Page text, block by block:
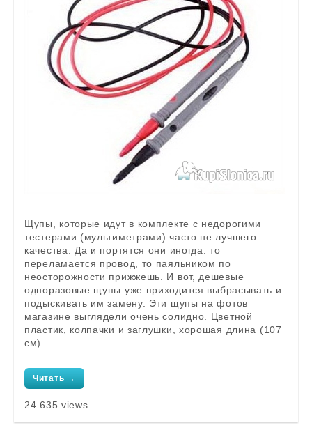
Щупы, которые идут в комплекте с недорогими
тестерами (мультиметрами) часто не лучшего
качества. Да и портятся они иногда: то
переламается провод, то паяльником по
неосторожности прижжешь. И вот, дешевые
одноразовые щупы уже приходится выбрасывать и
подыскивать им замену. Эти щупы на фотов
магазине выглядели очень солидно. Цветной
пластик, колпачки и заглушки, хорошая длина (107
см).…
Читать →
24 635 views